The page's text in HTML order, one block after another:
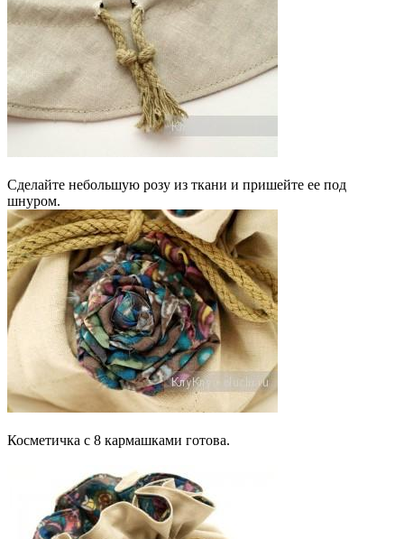
Сделайте небольшую розу из ткани и пришейте ее под
шнуром.
Косметичка с 8 кармашками готова.